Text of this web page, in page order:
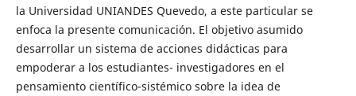
la Universidad UNIANDES Quevedo, a este particular se
enfoca la presente comunicación. El objetivo asumido
desarrollar un sistema de acciones didácticas para
empoderar a los estudiantes- investigadores en el
pensamiento científico-sistémico sobre la idea de